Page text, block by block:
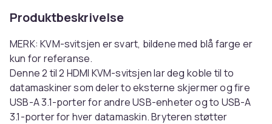
Produktbeskrivelse
MERK: KVM-svitsjen er svart, bildene med blå farge er
kun for referanse.
Denne 2 til 2 HDMI KVM-svitsjen lar deg koble til to
datamaskiner som deler to eksterne skjermer og fire
USB-A 3.1-porter for andre USB-enheter og to USB-A
3.1-porter for hver datamaskin. Bryteren støtter